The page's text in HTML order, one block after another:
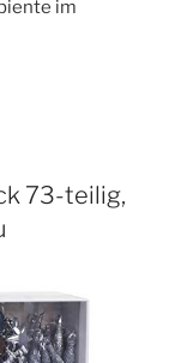
im
73-teilig,